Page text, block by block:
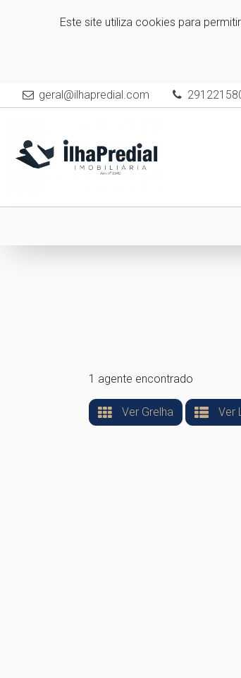
Este site utiliza cookies para
geral@ilhapredial.com
1 agente encontrado
Ver Grelha Ver